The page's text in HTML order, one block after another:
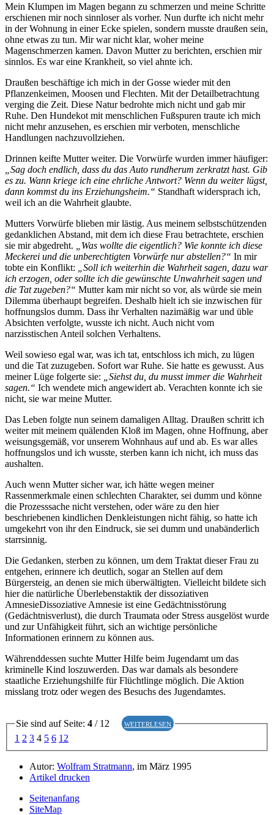
Mein Klumpen im Magen begann zu schmerzen und meine Schritte
erschienen mir noch sinnloser als vorher. Nun durfte ich nicht mehr
in der Wohnung in einer Ecke spielen, sondern musste draußen sein,
ohne etwas zu tun. Mir war nicht klar, woher meine
Magenschmerzen kamen. Davon Mutter zu berichten, erschien mir
sinnlos. Es war eine Krankheit, so viel ahnte ich.
Draußen beschäftige ich mich in der Gosse wieder mit den
Pflanzenkeimen, Moosen und Flechten. Mit der Detailbetrachtung
verging die Zeit. Diese Natur bedrohte mich nicht und gab mir
Ruhe. Den Hundekot mit menschlichen Fußspuren traute ich mich
nicht mehr anzusehen, es erschien mir verboten, menschliche
Handlungen nachzuvollziehen.
Drinnen keifte Mutter weiter. Die Vorwürfe wurden immer häufiger:
„Sag doch endlich, dass du das Auto rundherum zerkratzt hast. Gib
es zu. Wann kriege ich eine ehrliche Antwort? Wenn du weiter lügst,
dann kommst du ins Erziehungsheim.“ Standhaft widersprach ich,
weil ich an die Wahrheit glaubte.
Mutters Vorwürfe blieben mir lästig. Aus meinem selbstschützenden
gedanklichen Abstand, mit dem ich diese Frau betrachtete, erschien
sie mir abgedreht.
„Was wollte die eigentlich? Wie konnte ich diese
Meckerei und die unberechtigten Vorwürfe nur abstellen?“ In mir
tobte ein Konflikt:
„Soll ich weiterhin die Wahrheit sagen, dazu war
ich erzogen, oder sollte ich die gewünschte Unwahrheit sagen und
die Tat zugeben?“ Mutter kam mir nicht so vor, als würde sie mein
Dilemma überhaupt begreifen. Deshalb hielt ich sie inzwischen für
hoffnungslos dumm. Dass ihr Verhalten nazimäßig war und üble
Absichten verfolgte, wusste ich nicht. Auch nicht vom
narzisstischen Anteil solchen Verhaltens.
Weil sowieso egal war, was ich tat, entschloss ich mich, zu lügen
und die Tat zuzugeben. Sofort war Ruhe. Sie hatte es gewusst. Aus
meiner Lüge folgerte sie:
„Siehst du, du musst immer die Wahrheit
sagen.“ Ich wendete mich angewidert ab. Verachten konnte ich sie
nicht, sie war meine Mutter.
Das Leben folgte nun seinem damaligen Alltag. Draußen schritt ich
weiter mit meinem quälenden Kloß im Magen, ohne Hoffnung, aber
weisungsgemäß, vor unserem Wohnhaus auf und ab. Es war alles
hoffnungslos und ich wusste, sterben kann ich nicht, ich muss das
aushalten.
Auch wenn Mutter sicher war, ich hätte wegen meiner
Rassenmerkmale einen schlechten Charakter, sei dumm und könne
die Prozesssache nicht verstehen, oder wäre zu den hier
beschriebenen kindlichen Denkleistungen nicht fähig, so hatte ich
umgekehrt von ihr den Eindruck, sie sei dumm und unabänderlich
starrsinnig.
Die Gedanken, sterben zu können, um dem Traktat dieser Frau zu
entgehen, erinnere ich deutlich, sogar an Stellen auf dem
Bürgersteig, an denen sie mich überwältigten. Vielleicht bildete sich
hier die natürliche Überlebenstaktik derdissoziativen
AmnesieDissoziative Amnesie ist eine Gedächtnisstörung
(Gedächtnisverlust), die durch Traumata oder Stress ausgelöst wurde
und zur Unfähigkeit führt, sich an wichtige persönliche
Informationen erinnern zu können aus.
Währenddessen suchte Mutter Hilfe beim Jugendamt um das
kriminelle Kind loszuwerden. Das war damals als besondere
staatliche Erziehungshilfe für Flüchtlinge möglich. Die Aktion
misslang trotz oder wegen des Besuchs des Jugendamtes.
Sie sind auf Seite: 4 / 12
weiterlesen
1 2 3 4 5 6 12
Autor: Wolfram Stratmann, im März 1995
Artikel drucken
Seitenanfang
SiteMap